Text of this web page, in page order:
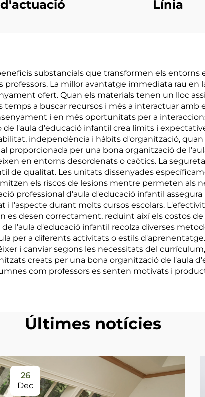
Línia
substancials que transformen els
La millor avantatge immediata rau en
ofert. Quan els materials tenen un lloc
a buscar recursos i més a interactuar
i en més oportunitats per a
l'aula d'educació infantil crea límits i
independència i hàbits d'organització,
proporcionada per una bona organització de
en entorns desordenats o caòtics. La
de qualitat. Les unitats dissenyades
els riscos de lesions mentre permeten als
professional d'aula d'educació infantil
l'aspecte durant molts cursos escolars.
es desen correctament, reduint així els costos
l'aula d'educació infantil recolza diverses
per a diferents activitats o estils
i canviar segons les necessitats del
creats per una bona organització de l'aula
com professors es senten motivats i
Últimes notícies
26
Dec